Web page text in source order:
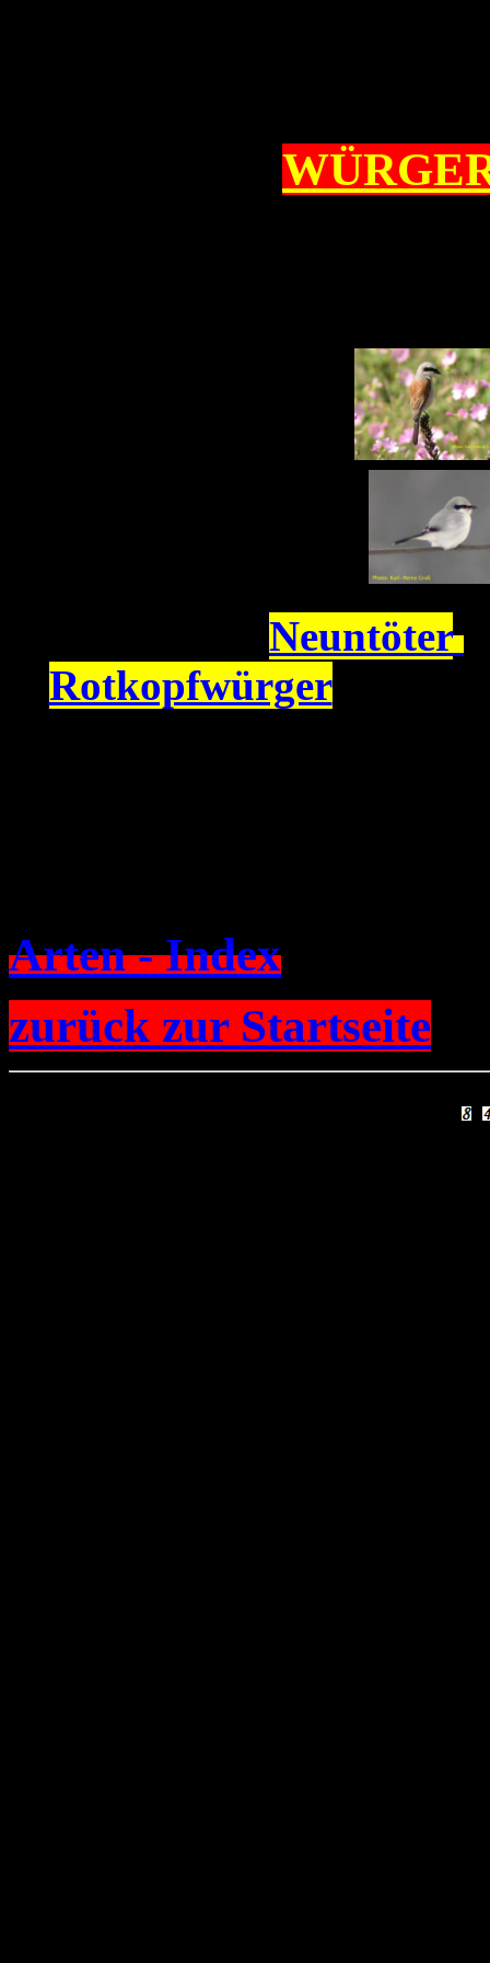
Neuntöter
Rotkopfwürger
Arten - Index
zurück zur Startseite